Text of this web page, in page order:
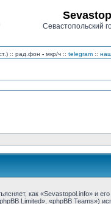
Севастопольский
:: рад.фон - мкр/ч :: telegram ::
как «Sevastopol.info» и
Limited», «phpBB Teams»)